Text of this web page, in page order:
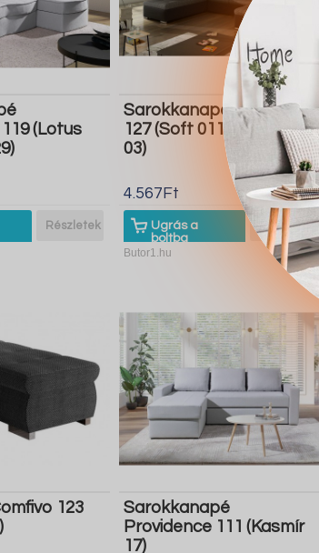
(Lotus
Részletek
Sarokkanapé Comfivo
127 (Soft 011 Majorka
03)
4.567Ft
Ugrás a
boltba
Részletek
Butor1.hu
123
Sarokkanapé
Providence 111 (Kasmír
17)